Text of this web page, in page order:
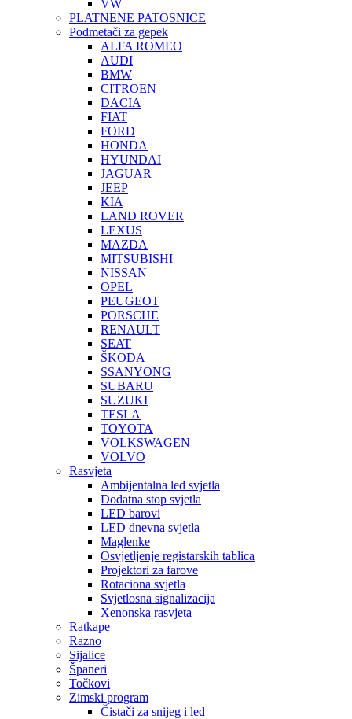
VW
PLATNENE PATOSNICE
Podmetači za gepek
ALFA ROMEO
AUDI
BMW
CITROEN
DACIA
FIAT
FORD
HONDA
HYUNDAI
JAGUAR
JEEP
KIA
LAND ROVER
LEXUS
MAZDA
MITSUBISHI
NISSAN
OPEL
PEUGEOT
PORSCHE
RENAULT
SEAT
ŠKODA
SSANYONG
SUBARU
SUZUKI
TESLA
TOYOTA
VOLKSWAGEN
VOLVO
Rasvjeta
Ambijentalna led svjetla
Dodatna stop svjetla
LED barovi
LED dnevna svjetla
Maglenke
Osvjetljenje registarskih tablica
Projektori za farove
Rotaciona svjetla
Svjetlosna signalizacija
Xenonska rasvjeta
Ratkape
Razno
Sijalice
Španeri
Točkovi
Zimski program
Čistači za snijeg i led